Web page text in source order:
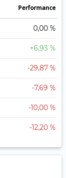
Perfor­mance
0,00 %
+6,93 %
-29,87 %
-7,69 %
-10,00 %
-12,20 %